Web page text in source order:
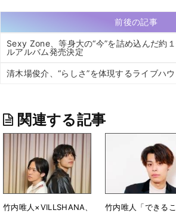
前後の記事
Sexy Zone、等身大の“今”を詰め込んだ約
ルアルバム発売決定
清木場俊介、“らしさ”を体現するライブハ
関連する記事
竹内唯人×VILLSHANA、
竹内唯人「できる